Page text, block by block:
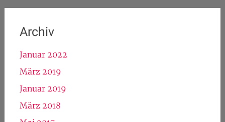
Archiv
Januar 2022
März 2019
Januar 2019
März 2018